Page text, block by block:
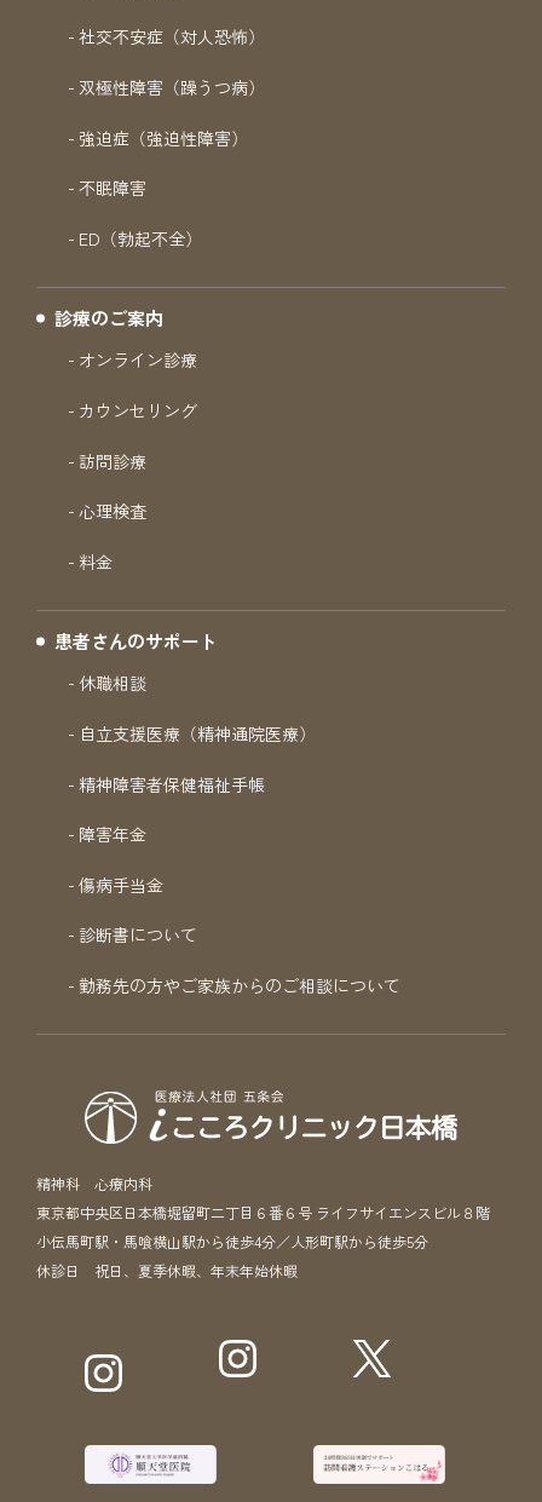
社交不安症（対人恐怖）
双極性障害（躁うつ病）
強迫症（強迫性障害）
不眠障害
ED（勃起不全）
診療のご案内
オンライン診療
カウンセリング
訪問診療
心理検査
料金
患者さんのサポート
休職相談
自立支援医療（精神通院医療）
精神障害者保健福祉手帳
障害年金
傷病手当金
診断書について
勤務先の方やご家族からのご相談について
精神科 心療内科
東京都中央区日本橋堀留町二丁目６番６号 ライフサイエンスビル８階
小伝馬町駅・馬喰横山駅から徒歩4分／人形町駅から徒歩5分
休診日 祝日、夏季休暇、年末年始休暇